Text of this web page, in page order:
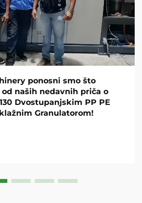
ponosni smo što
naših nedavnih priča o
Dvostupanjskim PP PE
Granulatorom!